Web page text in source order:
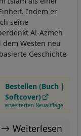
Indem er
seine
Al-Azmeh
Westen neu
Geschichte
Bestellen (Buch |
Softcover)
erweiterten Neuauflage
Weiterlesen